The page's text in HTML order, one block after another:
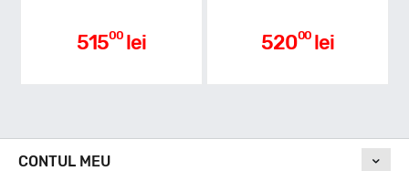
51500 lei 52000 lei
CONTUL MEU